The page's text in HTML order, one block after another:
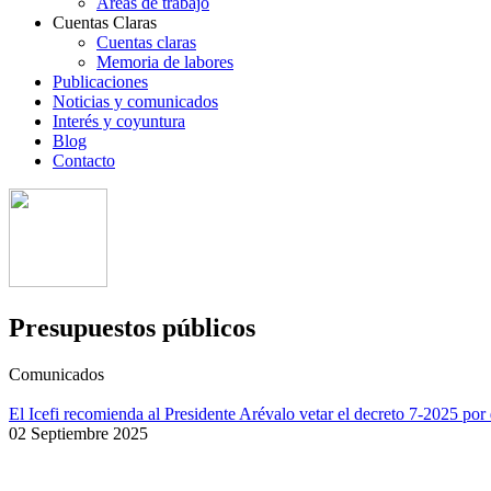
Cuentas Claras
Cuentas claras
Memoria de labores
Publicaciones
Noticias y comunicados
Interés y coyuntura
Blog
Contacto
Presupuestos públicos
Comunicados
El Icefi recomienda al Presidente Arévalo vetar el decreto 7-2025
02 Septiembre 2025